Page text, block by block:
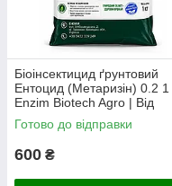
Біоінсектицид ґрунтовий
Ентоцид (Метаризін) 0.2 1
Enzim Biotech Agro | Від
дротяника, капустянки,
хруща, совок та інших ґрунт
Готово до відправки
600 ₴